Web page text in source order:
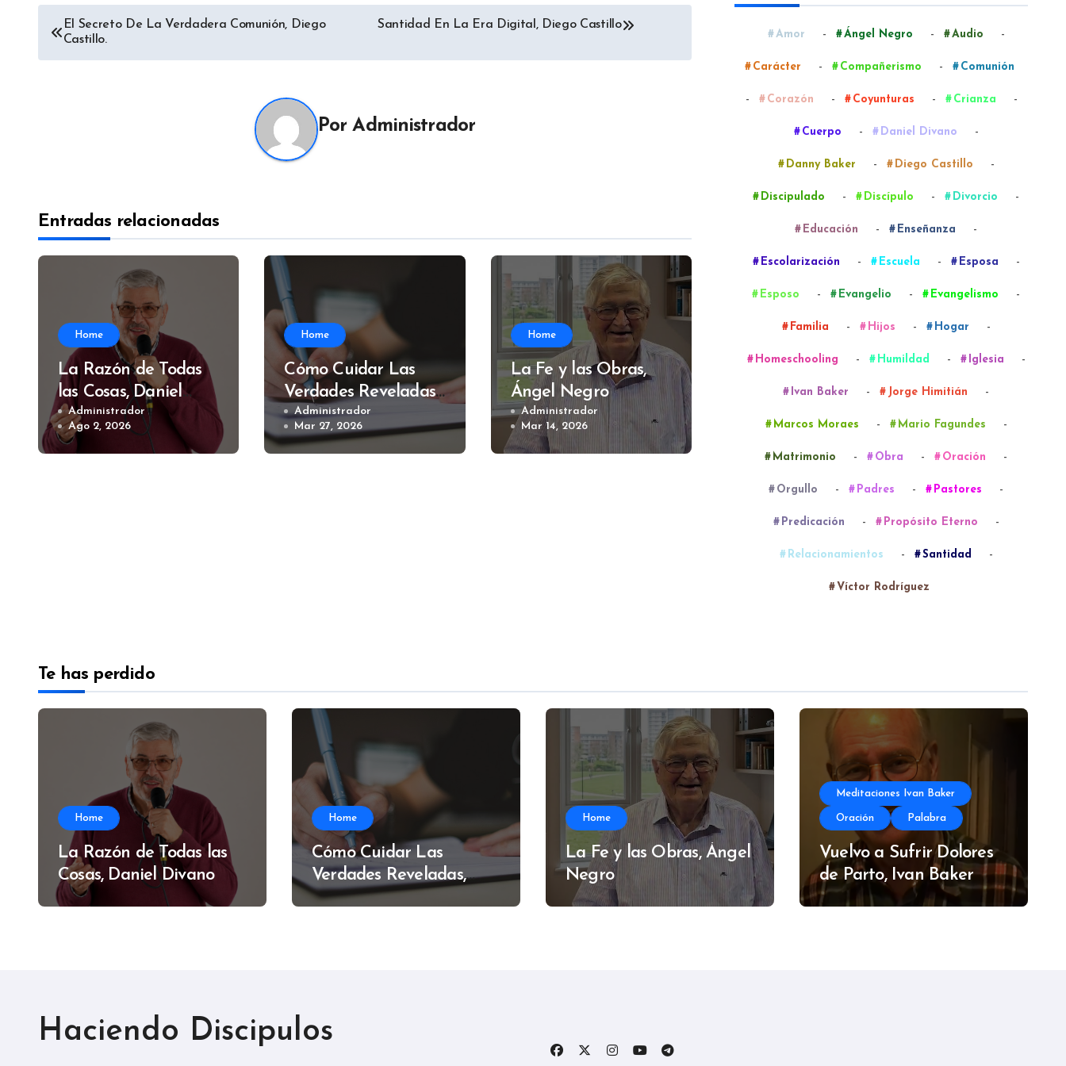
disminuir
Navegación
de
El Secreto De La Verdadera Comunión, Diego
Castillo.
Santidad En La Era Digital, Diego Castillo
PorAdministrador
Entradas relacionadas
Home
La Razón de Todas
las Cosas, Daniel
Divano
Administrador
Ago 2, 2026
Home
Cómo Cuidar Las
Verdades Reveladas,
Alfredo Muzzi
Administrador
Mar 27, 2026
Home
La Fe y las Obras,
Ángel Negro
Administrador
Mar 14, 2026
Amor - Ángel Negro - Audio -
Carácter - Compañerismo - Comunión
- Corazón - Coyunturas - Crianza -
Cuerpo - Daniel Divano -
Danny Baker - Diego Castillo -
Discipulado - Discípulo - Divorcio -
Educación - Enseñanza -
Escolarización - Escuela - Esposa -
Esposo - Evangelio - Evangelismo -
Familia - Hijos - Hogar -
Homeschooling - Humildad - Iglesia -
Ivan Baker - Jorge Himitián -
Marcos Moraes - Mario Fagundes -
Matrimonio - Obra - Oración -
Orgullo - Padres - Pastores -
Predicación - Propósito Eterno -
Relacionamientos - Santidad -
Víctor Rodríguez
Te has perdido
Home
La Razón de Todas las
Cosas, Daniel Divano
Home
Cómo Cuidar Las
Verdades Reveladas,
Alfredo Muzzi
Home
La Fe y las Obras, Ángel
Negro
Meditaciones Ivan Baker
Oración Palabra
Vuelvo a Sufrir Dolores
de Parto, Ivan Baker
Haciendo Discipulos